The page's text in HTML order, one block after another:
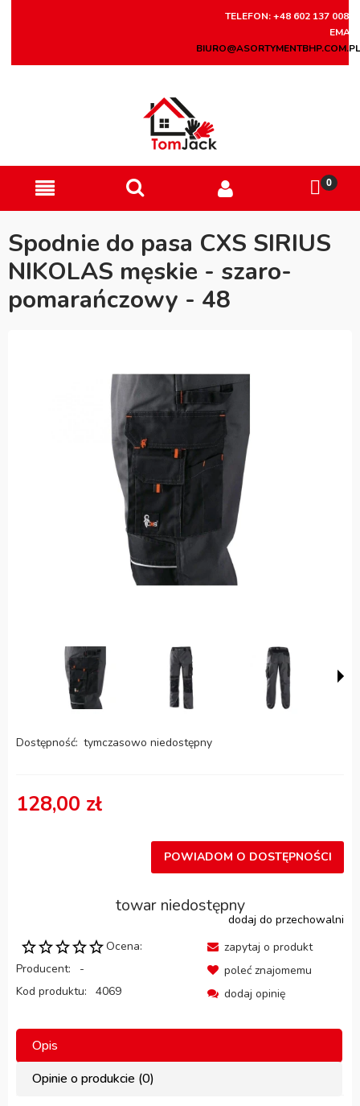
TELEFON: +48 602 137 008
EMAIL:
BIURO@ASORTYMENTBHP.COM.PL
Spodnie do pasa CXS SIRIUS
NIKOLAS męskie - szaro-
pomarańczowy - 48
Dostępność: tymczasowo niedostępny
128,00 zł
POWIADOM O DOSTĘPNOŚCI
towar niedostępny
dodaj do przechowalni
Ocena:
Producent:
-
Kod produktu:
4069
zapytaj o produkt
poleć znajomemu
dodaj opinię
Opis
Opinie o produkcie (0)